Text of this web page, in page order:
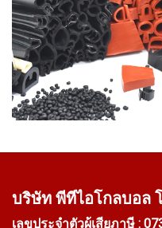
บริษัท พีทีไอโกลบอล
เลขประจำตัวผู้เสียภาษี :